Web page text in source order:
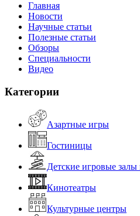
Главная
Новости
Научные статьи
Полезные статьи
Обзоры
Специальности
Видео
Категории
Азартные игры
Гостиницы
Детские игровые
Кинотеатры
Культурные центры